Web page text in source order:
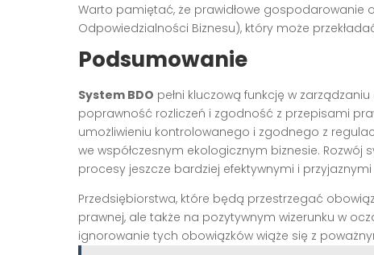
Warto pamiętać, że prawidłowe gospodarowanie
Odpowiedzialności Biznesu), który może
Podsumowanie
System BDO pełni kluczową funkcję w
poprawność rozliczeń i zgodność z przepisami
umożliwieniu kontrolowanego i zgodnego z
we współczesnym ekologicznym biznesie. Rozwój
procesy jeszcze bardziej efektywnymi i
Przedsiębiorstwa, które będą przestrzegać
prawnej, ale także na pozytywnym wizerunku w
ignorowanie tych obowiązków wiąże się z